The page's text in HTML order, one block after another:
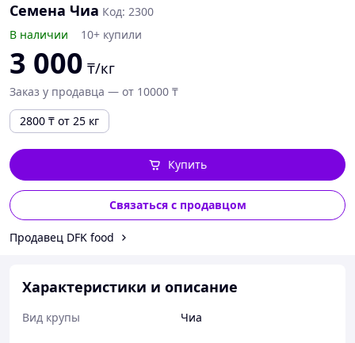
Семена Чиа Код: 2300
В наличии
10+ купили
3 000 ₸/кг
Заказ у продавца — от 10000 ₸
2800 ₸ от 25 кг
Купить
Связаться с продавцом
Продавец DFK food
Характеристики и описание
Вид крупы Чиа